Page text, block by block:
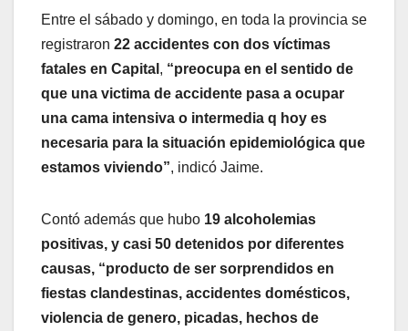
Entre el sábado y domingo, en toda la provincia se
registraron 22 accidentes con dos víctimas
fatales en Capital , “preocupa en el sentido de
que una victima de accidente pasa a ocupar
una cama intensiva o intermedia q hoy es
necesaria para la situación epidemiológica que
estamos viviendo”, indicó Jaime.
Contó además que hubo 19 alcoholemias
positivas, y casi 50 detenidos por diferentes
causas, “producto de ser sorprendidos en
fiestas clandestinas, accidentes domésticos,
violencia de genero, picadas, hechos de